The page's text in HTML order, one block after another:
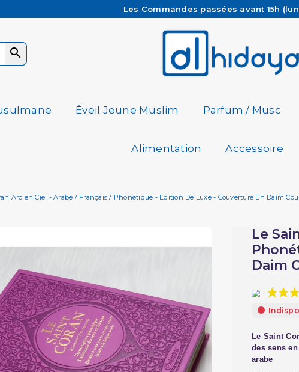
Les Commandes passées avant 15h
Besoin d'aide ? Retrouvez notre
Livraison offerte à partir de 65€

Éveil Jeune Muslim Parfum / Musc
Alimentation Accessoire
Arc en Ciel - Arabe / Français / Phonétique - Edition De Luxe - Couverture En Daim
Le
Daim
Le Saint
des sens
arabe